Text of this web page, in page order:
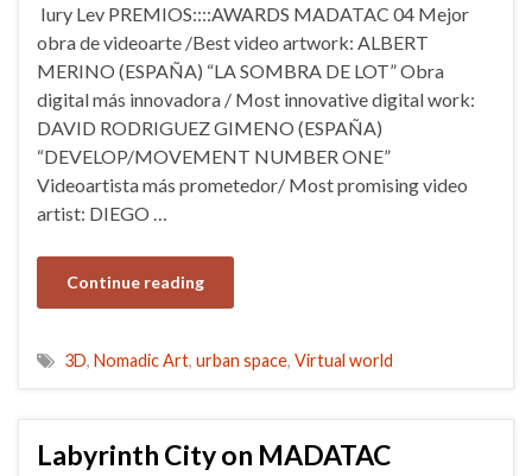
Iury Lev PREMIOS::::AWARDS MADATAC 04 Mejor
obra de videoarte /Best video artwork: ALBERT
MERINO (ESPAÑA) “LA SOMBRA DE LOT” Obra
digital más innovadora / Most innovative digital work:
DAVID RODRIGUEZ GIMENO (ESPAÑA)
“DEVELOP/MOVEMENT NUMBER ONE”
Videoartista más prometedor/ Most promising video
artist: DIEGO …
Continue reading
3D, Nomadic Art, urban space, Virtual world
Labyrinth City on MADATAC